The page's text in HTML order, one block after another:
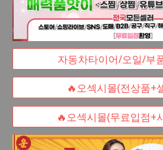
자동차타이어/오일/부
🔥오섹시몰(전상품+
🔥오섹시몰(무료입점+